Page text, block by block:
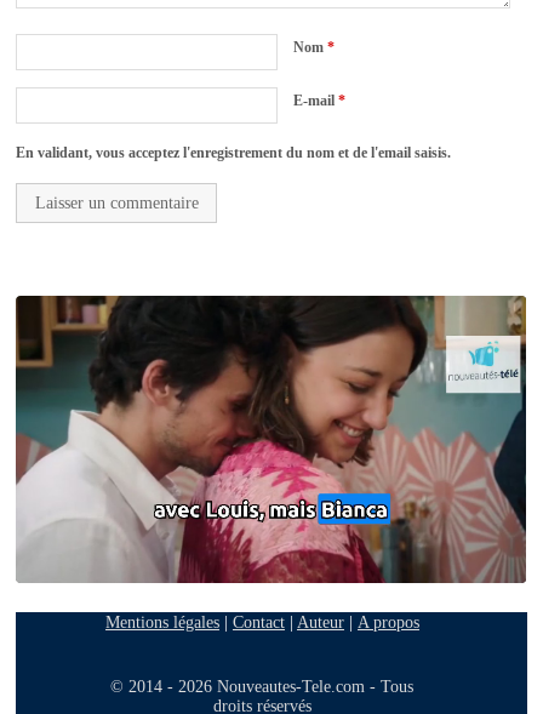
Nom*
E-mail*
En validant, vous acceptez l'enregistrement du nom et de l'email saisis.
Mentions légales| Contact| Auteur| A propos
© 2014 - 2026 Nouveautes-Tele.com - Tous
droits réservés